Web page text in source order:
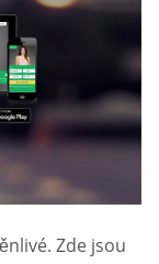
Zde jsou